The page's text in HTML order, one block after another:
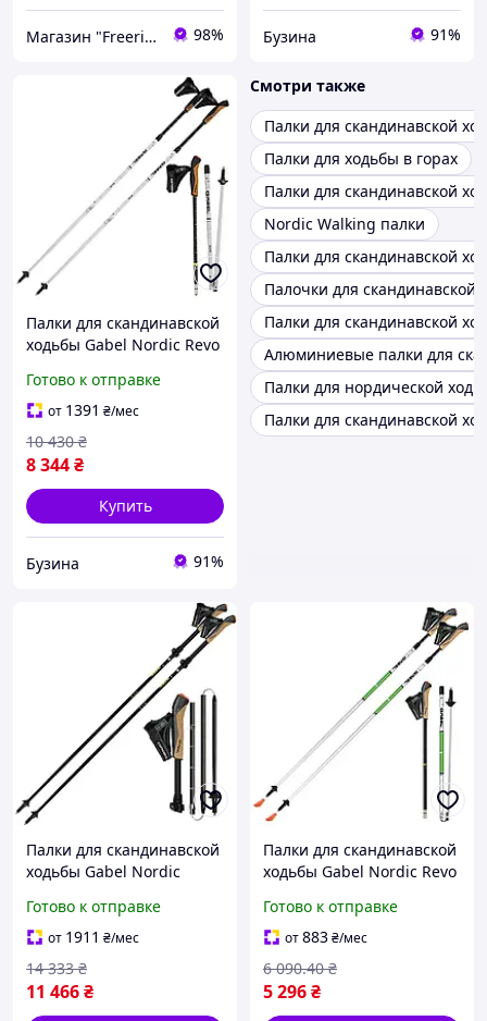
Магазин "Freeride" 98% Бузина 91%
Палки для скандинавской
ходьбы Gabel Nordic Revo
(7009351340000) buzyna
Готово к отправке
от 1391 ₴/мес
8 344₴
10 430 ₴
Купить
Бузина 91%
Смотри также
Палки для скандинавской
Палки для ходьбы в горах
Палки для скандинавской
Nordic Walking палки
Палки для скандинавской
Палочки для скандинавской
Палки для скандинавской
Алюминиевые палки для
Палки для нордической
Палки для скандинавской
Палки для скандинавской
ходьбы Gabel Nordic
(7009399300000) buzyna
Готово к отправке
от 1911 ₴/мес
11 466₴
14 333 ₴
Палки для скандинавской
ходьбы Gabel Nordic Revo
Готово к отправке
от883₴/мес
5 296₴
6 090.40 ₴